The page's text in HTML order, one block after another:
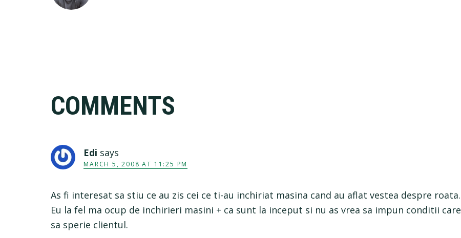
Interactions
COMMENTS
Edi says
MARCH 5, 2008 AT 11:25 PM
As fi interesat sa stiu ce au zis cei ce ti-au inchiriat masina cand au aflat vestea despre roata.
Eu la fel ma ocup de inchirieri masini + ca sunt la inceput si nu as vrea sa impun conditii care
sa sperie clientul.